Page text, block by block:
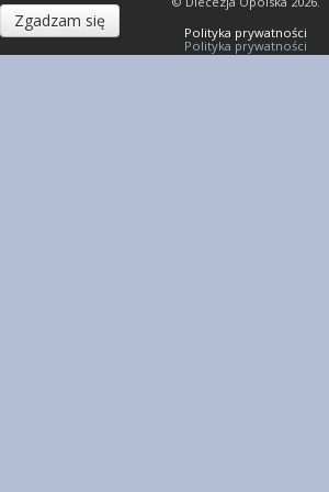
Polityka prywatności
Zgadzam się
Polityka prywatności